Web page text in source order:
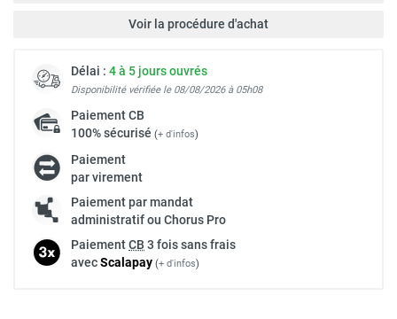
Voir la procédure d'achat
Délai : 4 à 5 jours ouvrés
Disponibilité vérifiée le 08/08/2026 à 05h08
PaiementCB
100% sécurisé (+ d'infos)
Paiement
par virement
Paiement par mandat
administratif ou Chorus Pro
PaiementCB 3 fois sans frais
avecScalapay (+ d'infos)